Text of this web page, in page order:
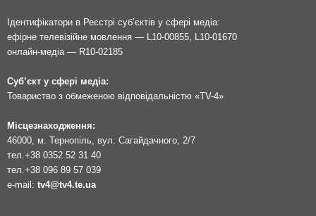
Ідентифікатори в Реєстрі суб’єктів у сфері медіа:
ефірне телевізійне мовлення — L10-00855, L10-01670
онлайн-медіа — R10-02185
Суб’єкт у сфері медіа:
Товариство з обмеженою відповідальністю «TV-4»
Місцезнаходження:
46000, м. Тернопіль, вул. Сагайдачного, 2/7
тел. +38 0352 52 31 40
тел. +38 096 89 57 039
e-mail: tv4@tv4.te.ua